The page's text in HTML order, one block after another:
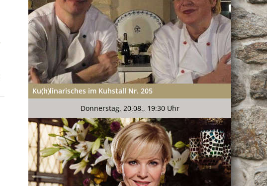
ein-/ausblenden.
Ku(h)linarisches im Kuhstall Nr. 205
Donnerstag, 20.08., 19:30 Uhr